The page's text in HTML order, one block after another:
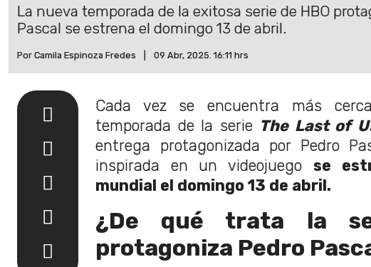
La nueva temporada de la exitosa serie de HBO
Pascal se estrena el domingo 13 de abril.
Por Camila Espinoza Fredes 09 Abr, 2025. 16:11 hrs
Cada vez se encuentra más
temporada de la serie The Last of
entrega protagonizada por Pedro
inspirada en un videojuego se
mundial el domingo 13 de abril.
¿De qué trata la
protagoniza Pedro